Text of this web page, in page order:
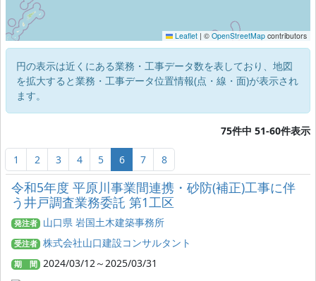
Leaflet | © OpenStreetMap contributors
円の表示は近くにある業務・工事データ数を表しており、地図
を拡大すると業務・工事データ位置情報(点・線・面)が表示され
ます。
75件中 51-60件表示
1 2 3 4 5 6 7 8
令和5年度 平原川事業間連携・砂防(補正)工事に伴
う井戸調査業務委託 第1工区
発注者 山口県 岩国土木建築事務所
受注者 株式会社山口建設コンサルタント
期 間 2024/03/12～2025/03/31